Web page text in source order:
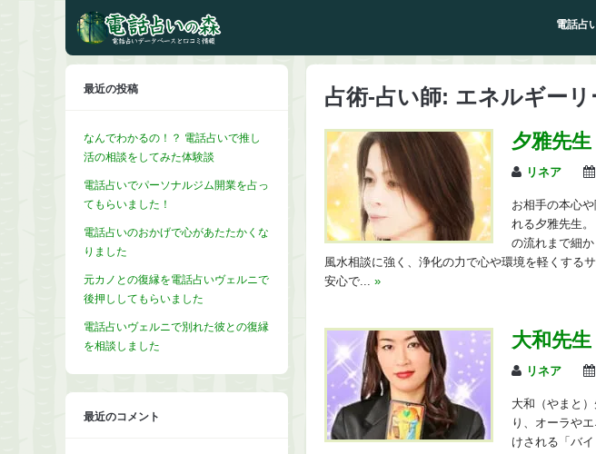
電話占
占術-占い師: エネルギー
夕雅先生
リネア
お相手の本心
れる夕雅先生
の流れまで細
風水相談に強く、浄化の力で心や環境を軽くする
安心で... »
大和先生
リネア
大和（やまと
り、オーラや
けされる「バ
最近の投稿
なんでわかるの！？ 電話占いで推し
活の相談をしてみた体験談
電話占いでパーソナルジム開業を占っ
てもらいました！
電話占いのおかげで心があたたかくな
りました
元カノとの復縁を電話占いヴェルニで
後押ししてもらいました
電話占いヴェルニで別れた彼との復縁
を相談しました
最近のコメント